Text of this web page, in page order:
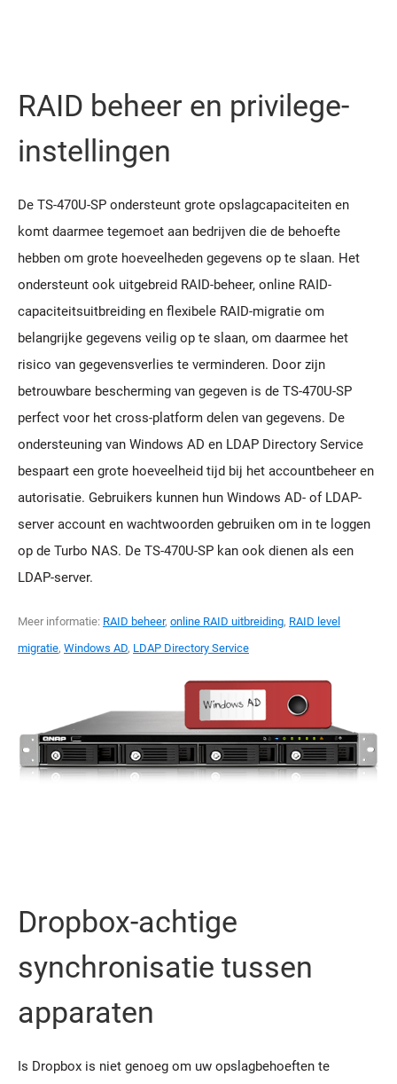
RAID beheer en privilege-
instellingen
De TS-470U-SP ondersteunt grote opslagcapaciteiten en
komt daarmee tegemoet aan bedrijven die de behoefte
hebben om grote hoeveelheden gegevens op te slaan. Het
ondersteunt ook uitgebreid RAID-beheer, online RAID-
capaciteitsuitbreiding en flexibele RAID-migratie om
belangrijke gegevens veilig op te slaan, om daarmee het
risico van gegevensverlies te verminderen. Door zijn
betrouwbare bescherming van gegeven is de TS-470U-SP
perfect voor het cross-platform delen van gegevens. De
ondersteuning van Windows AD en LDAP Directory Service
bespaart een grote hoeveelheid tijd bij het accountbeheer en
autorisatie. Gebruikers kunnen hun Windows AD- of LDAP-
server account en wachtwoorden gebruiken om in te loggen
op de Turbo NAS. De TS-470U-SP kan ook dienen als een
LDAP-server.
Meer informatie: RAID beheer, online RAID uitbreiding, RAID level
migratie, Windows AD, LDAP Directory Service
Dropbox-achtige
synchronisatie tussen
apparaten
Is Dropbox is niet genoeg om uw opslagbehoeften te